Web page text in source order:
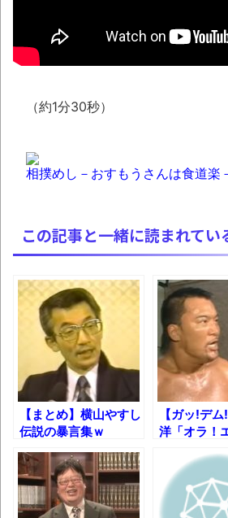
集でほとんど紹介されなか
【衝撃】道志村の骨や服
飛行
屋やお煽り運転など盛りだ
に入院中のオレのオナサポ
「ム、ムリです・・・」
に入院中のオレのオナサポ
ナチスドイツは何故バル
いう無茶に踏み切ってしま
ブログお引越しのお知ら
【極画像】名古屋の地下鉄
wwwwwwwwwwww
（約1分30秒）
相撲めし－おすもうさんは食道楽
この記事と一緒に読まれてい
【まとめ】横山やすし
伝説の暴言集ｗ
【ガッ!デ
洋「オラ！